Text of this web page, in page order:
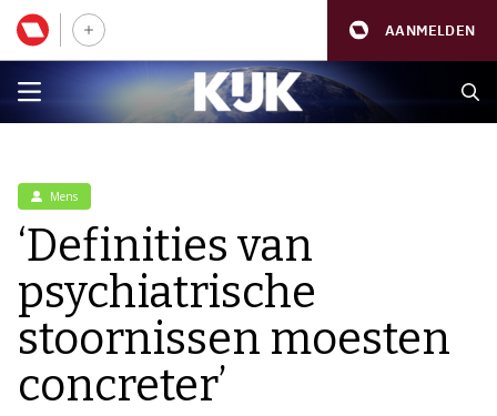
AANMELDEN
Mens
‘Definities van
psychiatrische
stoornissen moesten
concreter’